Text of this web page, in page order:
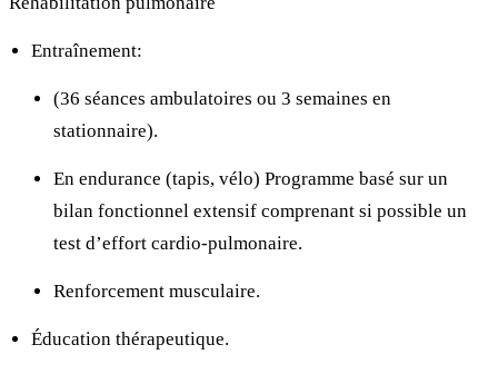
Entraînement:
(36 séances ambulatoires ou 3 semaines en
stationnaire).
En endurance (tapis, vélo) Programme basé sur un
bilan fonctionnel extensif comprenant si possible un
test d’effort cardio-pulmonaire.
Renforcement musculaire.
Éducation thérapeutique.